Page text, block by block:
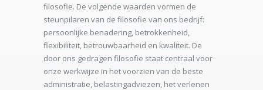
filosofie. De volgende waarden vormen de
steunpilaren van de filosofie van ons bedrijf:
persoonlijke benadering, betrokkenheid,
flexibiliteit, betrouwbaarheid en kwaliteit. De
door ons gedragen filosofie staat centraal voor
onze werkwijze in het voorzien van de beste
administratie, belastingadviezen, het verlenen